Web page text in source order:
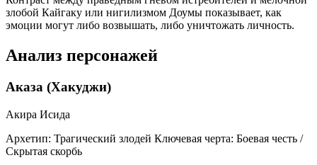
злобой Кайгаку или нигилизмом Доумы показывает, как
эмоции могут либо возвышать, либо уничтожать личность.
Анализ персонажей
Аказа (Хакуджи)
Акира Исида
Архетип: Трагический злодей Ключевая черта: Боевая честь /
Скрытая скорбь